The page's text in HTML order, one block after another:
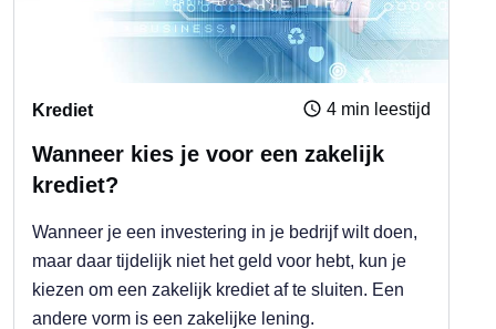
Krediet 4 min leestijd
Wanneer kies je voor een zakelijk
krediet?
Wanneer je een investering in je bedrijf wilt doen,
maar daar tijdelijk niet het geld voor hebt, kun je
kiezen om een zakelijk krediet af te sluiten. Een
andere vorm is een zakelijke lening.